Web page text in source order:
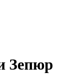
Зепюр